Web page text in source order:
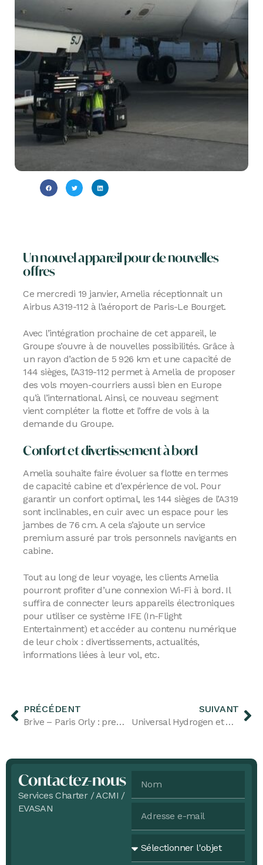
Un nouvel appareil pour de nouvelles
offres
Ce mercredi 19 janvier, Amelia réceptionnait un
Airbus A319-112 à l’aéroport de Paris-Le Bourget.
Avec l’intégration prochaine de cet appareil, le
Groupe s’ouvre à de nouvelles possibilités. Grâce à
un rayon d’action de 5 926 km et une capacité de
144 sièges, l’A319-112 permet à Amelia de proposer
des vols moyen-courriers aussi bien en Europe
qu’à l’international. Ainsi, ce nouveau segment
vient compléter la flotte et l’offre de vols à la
demande du Groupe.
Confort et divertissement à bord
Amelia souhaite faire évoluer sa flotte en termes
de capacité cabine et d’expérience de vol. Pour
garantir un confort optimal, les 144 sièges de l’A319
sont inclinables, en cuir avec un espace pour les
jambes de 76 cm. A cela s’ajoute un service
premium assuré par trois personnels navigants en
cabine.
Tout au long de leur voyage, les clients Amelia
pourront profiter d’une connexion Wi-Fi à bord. Il
suffira de connecter leurs appareils électroniques
pour utiliser ce système IFE (In-Flight
Entertainment) et accéder au contenu numérique
de leur choix : divertissements, actualités,
informations liées à leur vol, etc.
PRÉCÉDENT
Brive – Paris Orly : premier vol opéré sous la marque Amelia
SUIVANT
Universal Hydrogen et Amelia (by Regourd Aviation) signent un protocole d’accord et amorcent ensemble la décarbonation du transport aérien régional en France
Contactez-nous
Services Charter / ACMI /
EVASAN